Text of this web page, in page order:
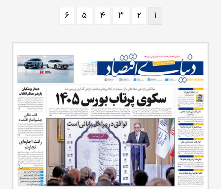
تهران، یک گروه حمله دریایی را در شرق مدیترانه مستقر کرده است.
۱ ۲ ۳ ۴ ۵ ۶